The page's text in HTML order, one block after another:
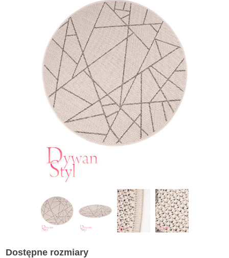
Dostępne rozmiary